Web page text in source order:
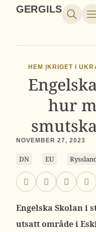
GERGILS
HEM | KRIGET I
hur
NOVEMBER 27, 2023
DN EU
Engelska Skolan i
utsatt område i